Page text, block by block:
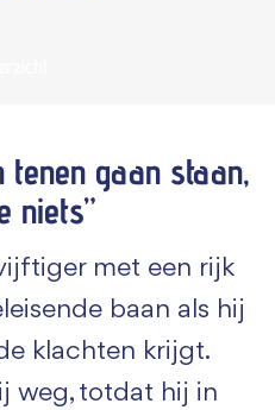
gaan staan,
niets”
met een rijk
baan als hij
klachten krijgt.
weg, totdat hij in